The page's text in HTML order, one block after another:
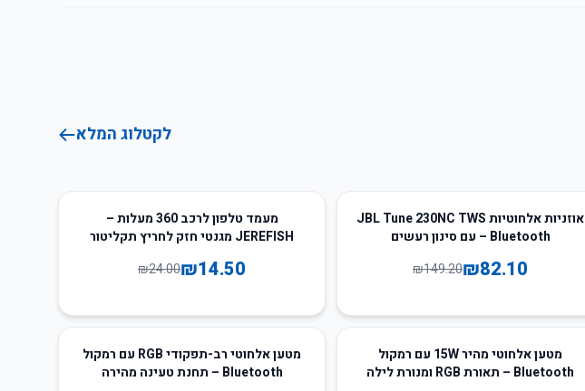
לקטלוג המלא
45%
אוזניות אלחוטיות JBL Tune 230NC TWS
– Bluetooth עם סינון רעשים
₪82.10
₪149.20
מעמד טלפון לרכב 360 מעלות –
JEREFISH מגנטי חזק לחריץ תקליטור
₪14.50
₪24.00
מטען אלחוטי מהיר 15W עם רמקול
Bluetooth – תאורת RGB ומנורת לילה
47
מטען אלחוטי רב-תפקודי RGB עם רמקול
Bluetooth – תחנת טעינה מהירה